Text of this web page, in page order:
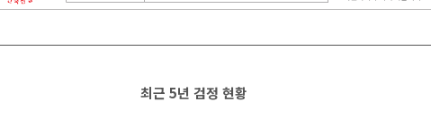
최근 5년 검정 현황